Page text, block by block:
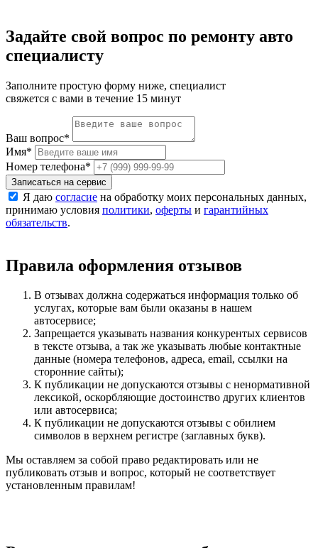
Задайте свой вопрос по ремонту авто
специалисту
Заполните простую форму ниже, специалист
свяжется с вами в течение 15 минут
Ваш вопрос*
Имя*
Номер телефона*
Записаться на сервис
Я даю согласие на обработку моих персональных данных,
принимаю условия политики, оферты и гарантийных
обязательств.
Правила оформления отзывов
В отзывах должна содержаться информация только об
услугах, которые вам были оказаны в нашем
автосервисе;
Запрещается указывать названия конкурентых сервисов
в тексте отзыва, а так же указывать любые контактные
данные (номера телефонов, адреса, email, ссылки на
сторонние сайты);
К публикации не допускаются отзывы с ненормативной
лексикой, оскорбляющие достоинство других клиентов
или автосервиса;
К публикации не допускаются отзывы с обилием
символов в верхнем регистре (заглавных букв).
Мы оставляем за собой право редактировать или не
публиковать отзыв и вопрос, который не соответствует
установленным правилам!